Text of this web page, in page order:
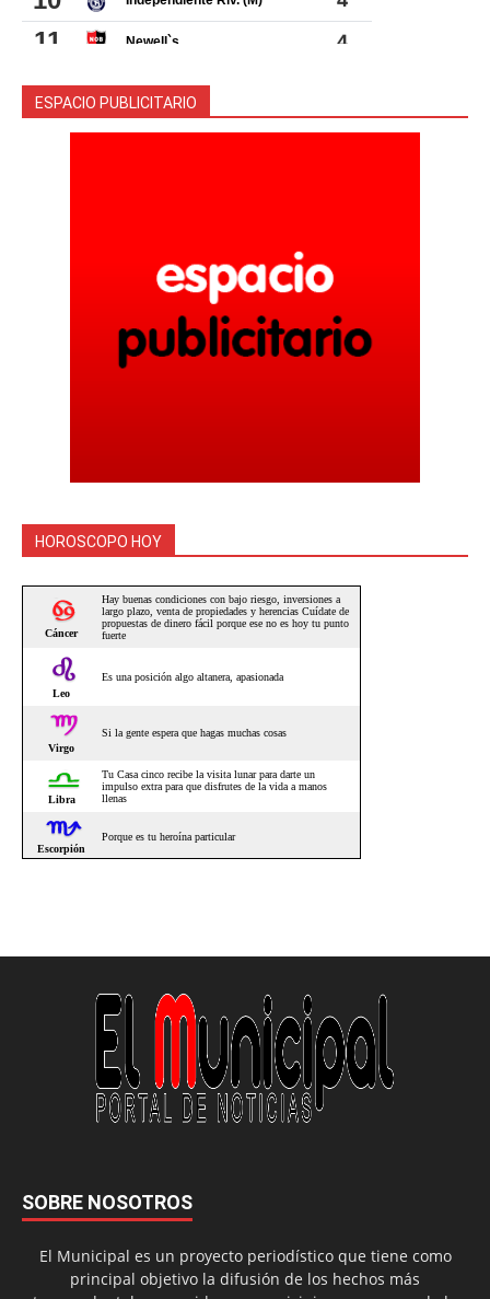
ESPACIO PUBLICITARIO
HOROSCOPO HOY
SOBRE NOSOTROS
El Municipal es un proyecto periodístico que tiene como
principal objetivo la difusión de los hechos más